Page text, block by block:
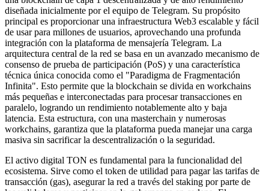
diseñada inicialmente por el equipo de Telegram. Su propósito
principal es proporcionar una infraestructura Web3 escalable y fácil
de usar para millones de usuarios, aprovechando una profunda
integración con la plataforma de mensajería Telegram. La
arquitectura central de la red se basa en un avanzado mecanismo de
consenso de prueba de participación (PoS) y una característica
técnica única conocida como el "Paradigma de Fragmentación
Infinita". Esto permite que la blockchain se divida en workchains
más pequeñas e interconectadas para procesar transacciones en
paralelo, logrando un rendimiento notablemente alto y baja
latencia. Esta estructura, con una masterchain y numerosas
workchains, garantiza que la plataforma pueda manejar una carga
masiva sin sacrificar la descentralización o la seguridad.
El activo digital TON es fundamental para la funcionalidad del
ecosistema. Sirve como el token de utilidad para pagar las tarifas de
transacción (gas), asegurar la red a través del staking por parte de